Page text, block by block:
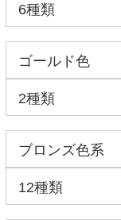
6種類
ゴールド色
2種類
ブロンズ色系
12種類